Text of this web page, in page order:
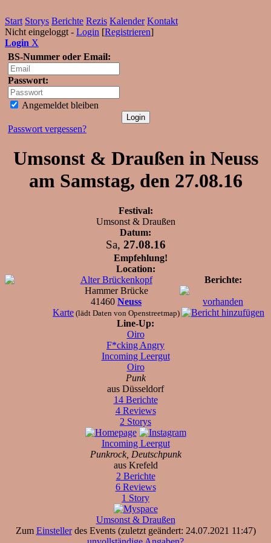
Start Storys Berichte Rezis Kalender Kontakt
Nicht eingeloggt - Login [Registrieren]
Login X
BS-Nummer oder Email:
Passwort:
Angemeldet bleiben
Passwort vergessen?
Umsonst & Draußen in Neuss
am Samstag, den 27.08.16
Festival:
Umsonst & Draußen
Datum:
Sa, 27.08.16
Empfehlung!
Location:
Alter Brückenkopf
Hammer Brücke
41460 Neuss
Karte (lädt Daten von Openstreetmap)
Berichte:
vorhanden
Line-Up:
Oiro
F*cking Angry
Incoming Leergut
Oiro
Punk
aus Düsseldorf
14 Berichte
4 Reviews
2 Storys
Incoming Leergut
Punkrock, Deutschpunk
aus Krefeld
2 Berichte
6 Reviews
1 Story
Umsonst & Draußen
Zum Einstellerdes Events (zuletzt geändert: 24.07.2021 11:47)